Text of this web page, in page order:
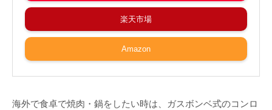
楽天市場
Amazon
海外で食卓で焼肉・鍋をしたい時は、ガスボンベ式のコンロ